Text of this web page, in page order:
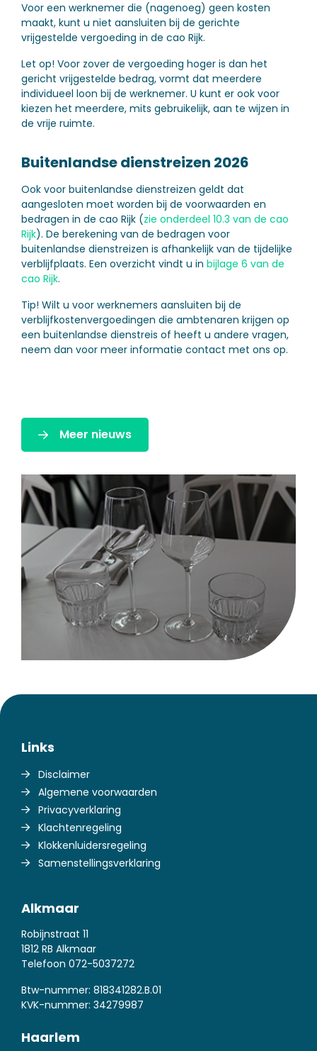
Voor een werknemer die (nagenoeg) geen kosten
maakt, kunt u niet aansluiten bij de gerichte
vrijgestelde vergoeding in de cao Rijk.
Let op! Voor zover de vergoeding hoger is dan het
gericht vrijgestelde bedrag, vormt dat meerdere
individueel loon bij de werknemer. U kunt er ook voor
kiezen het meerdere, mits gebruikelijk, aan te wijzen in
de vrije ruimte.
Buitenlandse dienstreizen 2026
Ook voor buitenlandse dienstreizen geldt dat
aangesloten moet worden bij de voorwaarden en
bedragen in de cao Rijk (zie onderdeel 10.3 van de cao
Rijk). De berekening van de bedragen voor
buitenlandse dienstreizen is afhankelijk van de tijdelijke
verblijfplaats. Een overzicht vindt u in bijlage 6 van de
cao Rijk.
Tip! Wilt u voor werknemers aansluiten bij de
verblijfkostenvergoedingen die ambtenaren krijgen op
een buitenlandse dienstreis of heeft u andere vragen,
neem dan voor meer informatie contact met ons op.
Meer nieuws
Links
Disclaimer
Algemene voorwaarden
Privacyverklaring
Klachtenregeling
Klokkenluidersregeling
Samenstellingsverklaring
Alkmaar
Robijnstraat 11
1812 RB Alkmaar
Telefoon 072-5037272
Btw-nummer: 818341282.B.01
KVK-nummer: 34279987
Haarlem